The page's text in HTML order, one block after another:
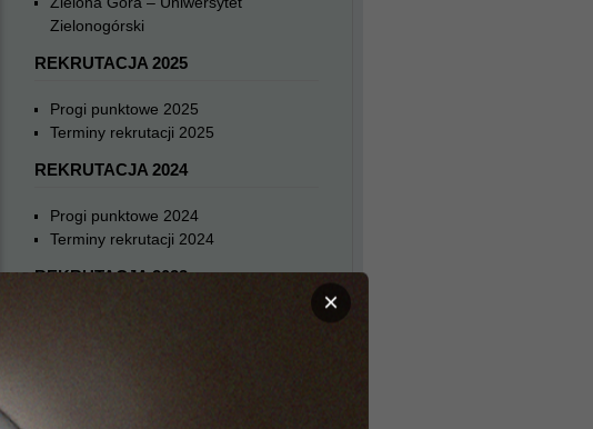
Zielonogórski
REKRUTACJA 2025
Progi punktowe 2025
Terminy rekrutacji 2025
REKRUTACJA 2024
Progi punktowe 2024
Terminy rekrutacji 2024
REKRUTACJA 2023
×